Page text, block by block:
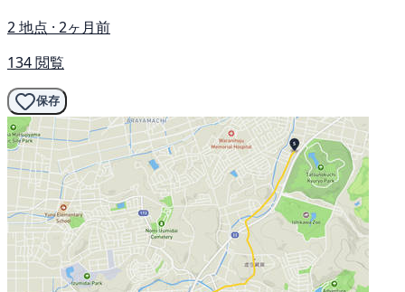
2 地点 · 2ヶ月前
134 閲覧
保存